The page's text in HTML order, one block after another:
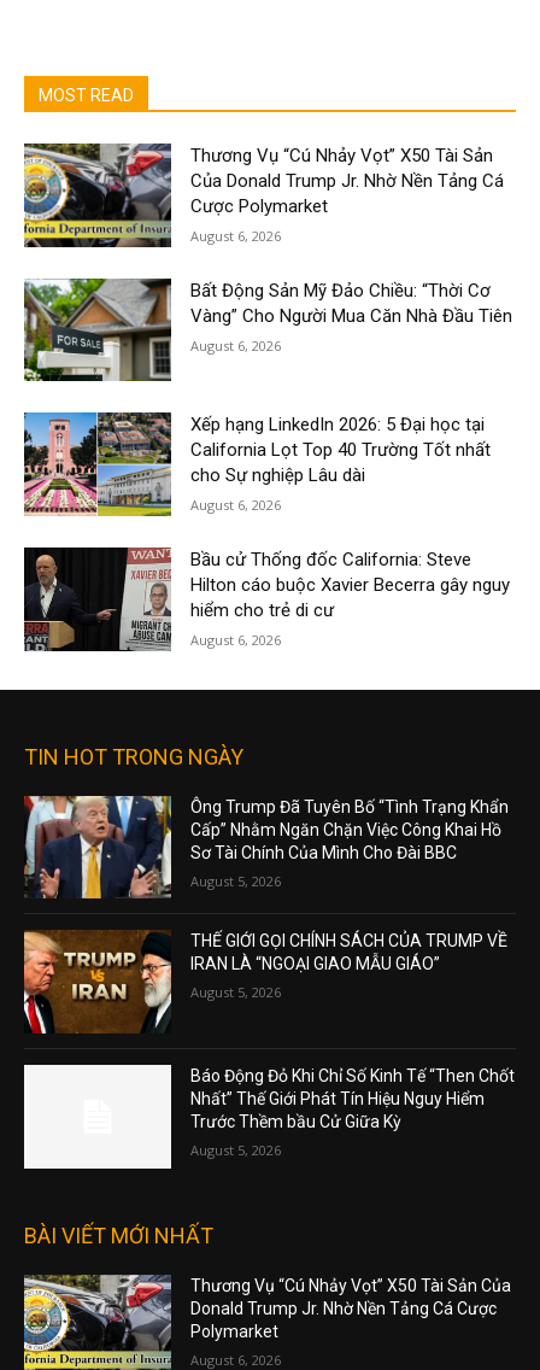
MOST READ
Thương Vụ “Cú Nhảy Vọt” X50 Tài Sản
Của Donald Trump Jr. Nhờ Nền Tảng Cá
Cược Polymarket
August 6, 2026
Bất Động Sản Mỹ Đảo Chiều: “Thời Cơ
Vàng” Cho Người Mua Căn Nhà Đầu Tiên
August 6, 2026
Xếp hạng LinkedIn 2026: 5 Đại học tại
California Lọt Top 40 Trường Tốt nhất
cho Sự nghiệp Lâu dài
August 6, 2026
Bầu cử Thống đốc California: Steve
Hilton cáo buộc Xavier Becerra gây nguy
hiểm cho trẻ di cư
August 6, 2026
TIN HOT TRONG NGÀY
Ông Trump Đã Tuyên Bố “Tình Trạng Khẩn
Cấp” Nhằm Ngăn Chặn Việc Công Khai Hồ
Sơ Tài Chính Của Mình Cho Đài BBC
August 5, 2026
THẾ GIỚI GỌI CHÍNH SÁCH CỦA TRUMP VỀ
IRAN LÀ “NGOẠI GIAO MẪU GIÁO”
August 5, 2026
Báo Động Đỏ Khi Chỉ Số Kinh Tế “Then Chốt
Nhất” Thế Giới Phát Tín Hiệu Nguy Hiểm
Trước Thềm bầu Cử Giữa Kỳ
August 5, 2026
BÀI VIẾT MỚI NHẤT
Thương Vụ “Cú Nhảy Vọt” X50 Tài Sản Của
Donald Trump Jr. Nhờ Nền Tảng Cá Cược
Polymarket
August 6, 2026